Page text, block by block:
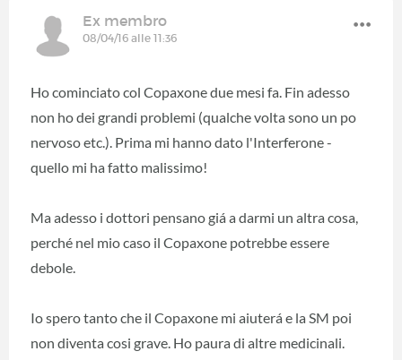
Ex membro
08/04/16 alle 11:36
Ho cominciato col Copaxone due mesi fa. Fin adesso
non ho dei grandi problemi (qualche volta sono un po
nervoso etc.). Prima mi hanno dato l'Interferone -
quello mi ha fatto malissimo!
Ma adesso i dottori pensano giá a darmi un altra cosa,
perché nel mio caso il Copaxone potrebbe essere
debole.
Io spero tanto che il Copaxone mi aiuterá e la SM poi
non diventa cosi grave. Ho paura di altre medicinali.